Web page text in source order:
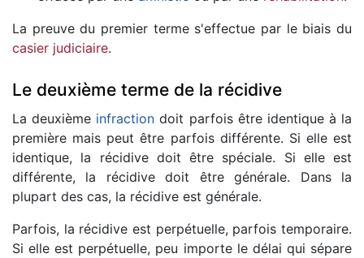
La preuve du premier terme s'effectue par le biais du
casier judiciaire.
Le deuxième terme de la récidive
La deuxième infraction doit parfois être identique à la
première mais peut être parfois différente. Si elle est
identique, la récidive doit être spéciale. Si elle est
différente, la récidive doit être générale. Dans la
plupart des cas, la récidive est générale.
Parfois, la récidive est perpétuelle, parfois temporaire.
Si elle est perpétuelle, peu importe le délai qui sépare